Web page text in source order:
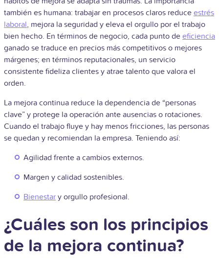
también es humana: trabajar en procesos claros reduce estrés
laboral, mejora la seguridad y eleva el orgullo por el trabajo
bien hecho. En términos de negocio, cada punto de eficiencia
ganado se traduce en precios más competitivos o mejores
márgenes; en términos reputacionales, un servicio
consistente fideliza clientes y atrae talento que valora el
orden.
La mejora continua reduce la dependencia de “personas
clave” y protege la operación ante ausencias o rotaciones.
Cuando el trabajo fluye y hay menos fricciones, las personas
se quedan y recomiendan la empresa. Teniendo así:
Agilidad frente a cambios externos.
Margen y calidad sostenibles.
Bienestar y orgullo profesional.
¿Cuáles son los principios
de la mejora continua?